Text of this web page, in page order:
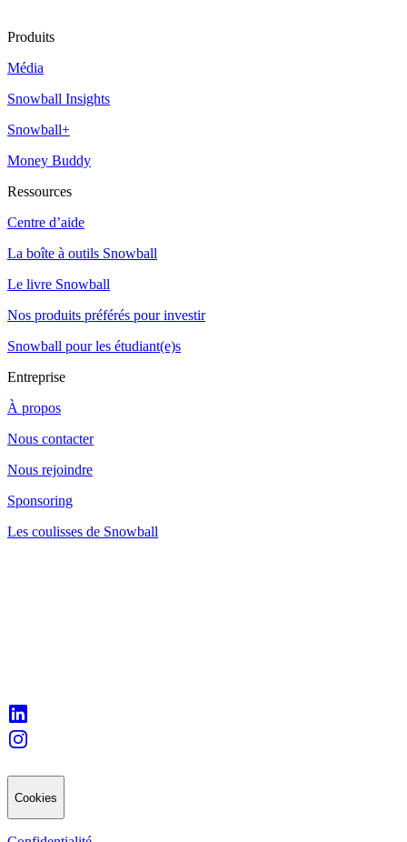
Produits
Média
Snowball Insights
Snowball+
Money Buddy
Ressources
Centre d’aide
La boîte à outils Snowball
Le livre Snowball
Nos produits préférés pour investir
Snowball pour les étudiant(e)s
Entreprise
À propos
Nous contacter
Nous rejoindre
Sponsoring
Les coulisses de Snowball
Cookies